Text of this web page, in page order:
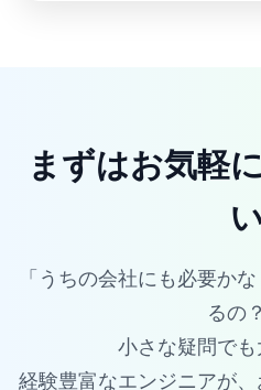
まずはお気軽
「うちの会社にも必要か
るの
小さな疑問でも
経験豊富なエンジニアが